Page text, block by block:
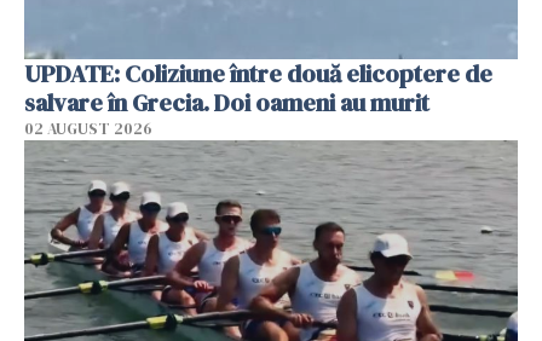
UPDATE: Coliziune între două elicoptere de
salvare în Grecia. Doi oameni au murit
02 AUGUST 2026